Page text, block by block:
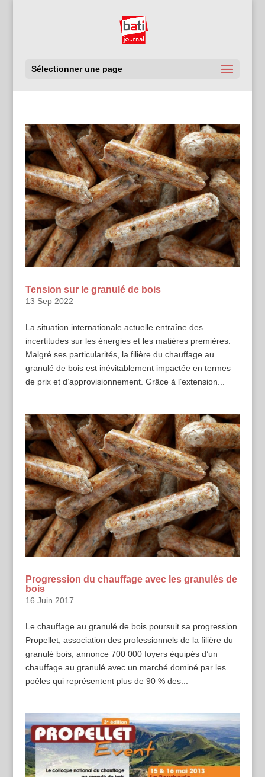
Sélectionner une page
Tension sur le granulé de bois
13 Sep 2022
La situation internationale actuelle entraîne des
incertitudes sur les énergies et les matières premières.
Malgré ses particularités, la filière du chauffage au
granulé de bois est inévitablement impactée en termes
de prix et d’approvisionnement. Grâce à l’extension...
Progression du chauffage avec les granulés de
bois
16 Juin 2017
Le chauffage au granulé de bois poursuit sa progression.
Propellet, association des professionnels de la filière du
granulé bois, annonce 700 000 foyers équipés d’un
chauffage au granulé avec un marché dominé par les
poêles qui représentent plus de 90 % des...